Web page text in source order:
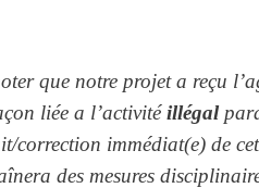
que notre projet a reçu
liée a l’activitéillégal
correction immédiat(e) de
des mesures